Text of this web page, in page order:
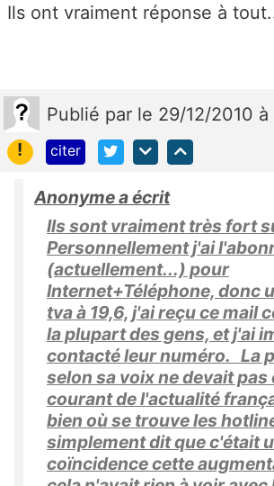
Ils ont vraiment réponse à
Publié par le 29/12/2010 à
!
citer
Anonyme a écrit
Ils sont vraiment très fort
Personnellement j'ai
(actuellement...) pour
Internet+Téléphone, donc
tva à 19,6, j'ai reçu ce mail
la plupart des gens, et j'ai
contacté leur numéro. La
selon sa voix ne devait pas
courant de l'actualité
bien où se trouve les
simplement dit que c'était
coïncidence cette